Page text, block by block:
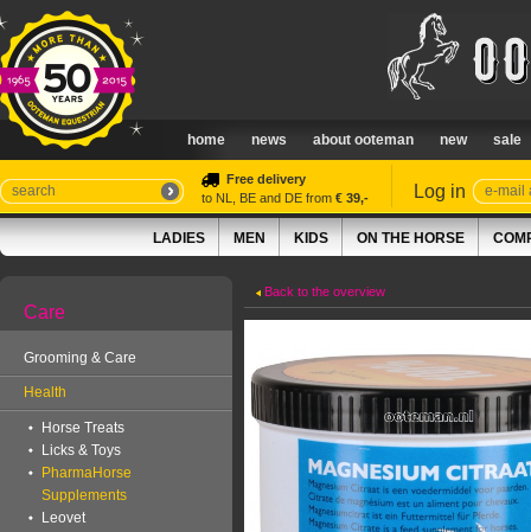
home news about ooteman new sale
Free delivery
to NL, BE and DE from € 39,- Log in
LADIES MEN KIDS ON THE HORSE
Care
Grooming & Care
Health
Horse Treats
Licks & Toys
PharmaHorse
Supplements
Leovet
Back to the overview